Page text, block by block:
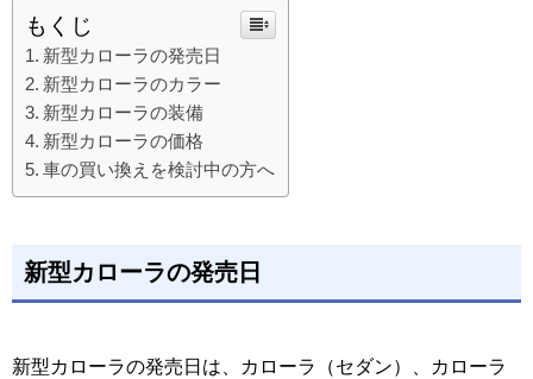
もくじ
新型カローラの発売日
新型カローラのカラー
新型カローラの装備
新型カローラの価格
車の買い換えを検討中の方へ
新型カローラの発売日
新型カローラの発売日は、カローラ（セダン）、カローラ